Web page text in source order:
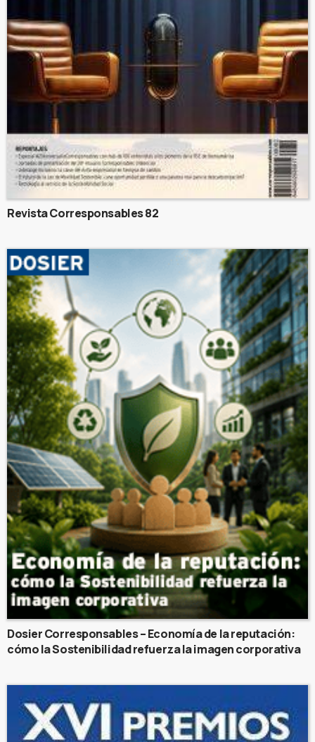
Revista Corresponsables 82
Dosier Corresponsables – Economía de la reputación:
cómo la Sostenibilidad refuerza la imagen corporativa